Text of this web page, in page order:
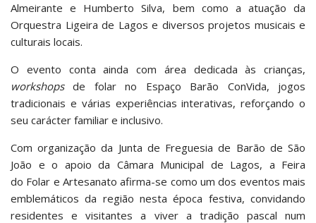
Almeirante e Humberto Silva, bem como a atuação da
Orquestra Ligeira de Lagos e diversos projetos musicais e
culturais locais.
O evento conta ainda com área dedicada às crianças,
workshopsde folar no Espaço Barão ConVida, jogos
tradicionais e várias experiências interativas, reforçando o
seu carácter familiar e inclusivo.
Com organização da Junta de Freguesia de Barão de São
João e o apoio da Câmara Municipal de Lagos, a Feira
do Folar e Artesanato afirma-se como um dos eventos mais
emblemáticos da região nesta época festiva, convidando
residentes e visitantes a viver a tradição pascal num